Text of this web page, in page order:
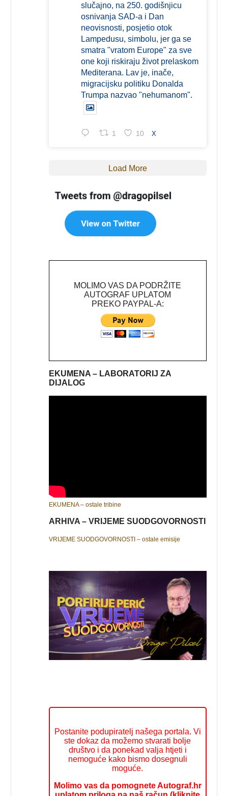
slučajno, na 250. godišnjicu
osnivanja SAD-a i Dan
neovisnosti, posjetio otok
Lampedusu, simbolu, jer ga se
smatra "vratom Europe" za sve
one koji riskiraju život prelaskom
Mediterana. Lav je, inače,
migracijsku politiku Donalda
Trumpa nazvao "nehumanom".
1 10 X
Load More
MOLIMO VAS DA PODRŽITE
AUTOGRAF UPLATOM
PREKO PAYPAL-A:
EKUMENA – LABORATORIJ ZA
DIJALOG
EKUMENA – ostale tribine
ARHIVA – VRIJEME SUODGOVORNOSTI
VRIJEME SUODGOVORNOSTI – ostale emisije
Postanite podupiratelj našega portala. Vi
ste dokaz da možemo stvarati bolje
društvo i da ponekad valja htjeti i
nemoguće kako bismo dosegnuli
moguće.
Molimo vas da pomognete Autograf.hr